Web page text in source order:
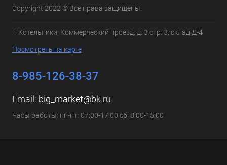
Copyright 2022 © Все права защищены.
г. Котельники, Коммерческий проезд, д. 3 стр. 3, склад Д-4
Посмотреть на карте
8-985-126-38-37
Email: big_market@bk.ru
Часы работы: пн-пт: 07:00-17:00 сб: 8:00-15:00